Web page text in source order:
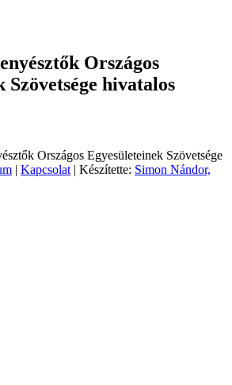
Országos
Szövetsége hivatalos
Országos Egyesületeinek Szövetsége
| Kapcsolat | Készítette: Simon Nándor,